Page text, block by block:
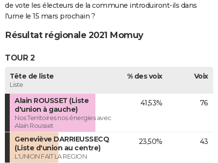
de vote les électeurs de la commune introduiront-ils dans
l'urne le 15 mars prochain ?
Résultat régionale 2021 Momuy
TOUR 2
Tête de liste
Liste
% des voix Voix
Alain ROUSSET (Liste
d'union à gauche)
Nos Territoires nos énergies avec
Alain Rousset
41,53% 76
Geneviève DARRIEUSSECQ
(Liste d'union au centre)
L'UNION FAIT LA REGION
23,50% 43